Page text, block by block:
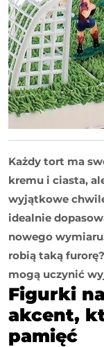
Każdy tort ma
kremu i ciasta,
wyjątkowe
idealnie
nowego
robią taką
mogą uczynić
Figurki
akcent,
pamięć